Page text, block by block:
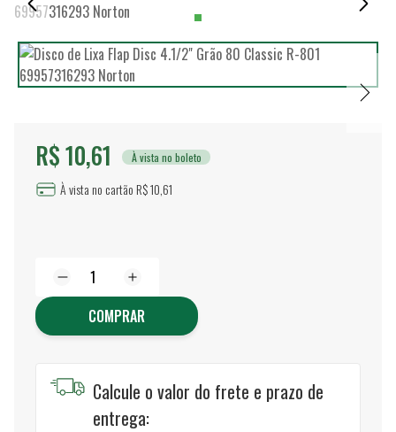
R$ 10,61 À vista no boleto
À vista no cartão R$ 10,61
COMPRAR
Calcule o valor do frete e prazo de
entrega: